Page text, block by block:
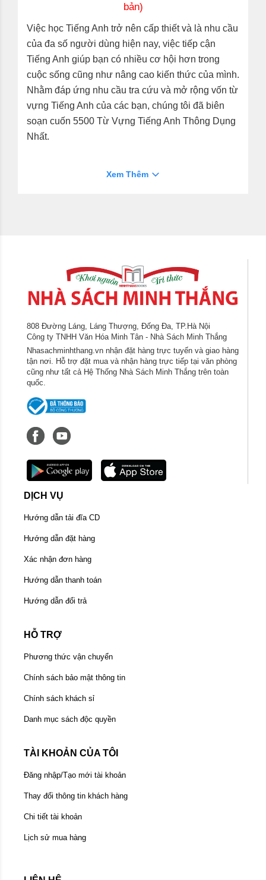
bản)
Việc học Tiếng Anh trở nên cấp thiết và là nhu cầu
của đa số người dùng hiện nay, việc tiếp cận
Tiếng Anh giúp bạn có nhiều cơ hội hơn trong
cuộc sống cũng như nâng cao kiến thức của mình.
Nhằm đáp ứng nhu cầu tra cứu và mở rộng vốn từ
vựng Tiếng Anh của các bạn, chúng tôi đã biên
soạn cuốn 5500 Từ Vựng Tiếng Anh Thông Dụng
Nhất.
đẹp, có kèm theo những trang từ điển bằng hình
ảnh.
- Giúp bạn hiểu tới hơn 99% nội dung trong hầu
hết các tình huống giao tiếp.
Xem Thêm
808 Đường Láng, Láng Thượng, Đống Đa, TP.Hà Nội
Công ty TNHH Văn Hóa Minh Tân - Nhà Sách Minh Thắng
Nhasachminhthang.vn nhận đặt hàng trực tuyến và giao hàng
tận nơi. Hỗ trợ đặt mua và nhận hàng trực tiếp tại văn phòng
cũng như tất cả Hệ Thống Nhà Sách Minh Thắng trên toàn
quốc.
DỊCH VỤ
Hướng dẫn tải đĩa CD
Hướng dẫn đặt hàng
Xác nhận đơn hàng
Hướng dẫn thanh toán
Hướng dẫn đổi trả
HỖ TRỢ
Phương thức vận chuyển
Chính sách bảo mật thông tin
Chính sách khách sỉ
Danh mục sách độc quyền
TÀI KHOẢN CỦA TÔI
Đăng nhập/Tạo mới tài khoản
Thay đổi thông tin khách hàng
Chi tiết tài khoản
Lịch sử mua hàng